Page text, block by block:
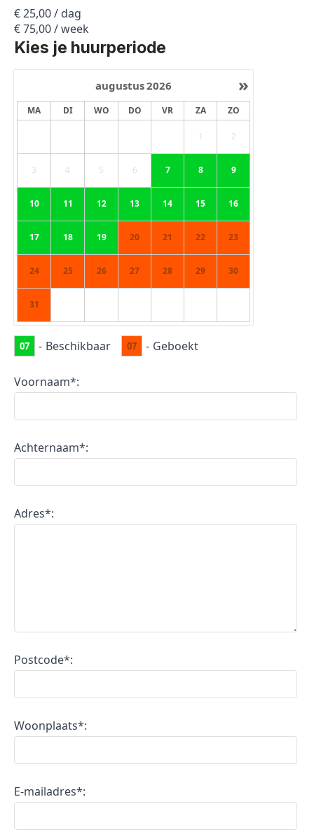
€ 25,00 / dag
€ 75,00 / week
Kies je huurperiode
»
augustus2026
MA DI WO DO VR ZA ZO
1 2
3 4 5 6 7 8 9
10 11 12 13 14 15 16
17 18 19 20 21 22 23
24 25 26 27 28 29 30
31
07 - Beschikbaar 07 - Geboekt
Voornaam*:
Achternaam*:
Adres*:
Postcode*:
Woonplaats*:
E-mailadres*: